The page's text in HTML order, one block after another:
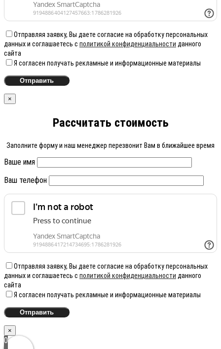
Отправляя заявку, Вы даете согласие на обработку персональных
данных и соглашаетесь с политикой конфиденциальности данного
сайта
Я согласен получать рекламные и информационные материалы
×
Рассчитать стоимость
Заполните форму и наш менеджер перезвонит Вам в ближайшее время
Ваше имя
Ваш телефон
Отправляя заявку, Вы даете согласие на обработку персональных
данных и соглашаетесь с политикой конфиденциальности данного
сайта
Я согласен получать рекламные и информационные материалы
×
0